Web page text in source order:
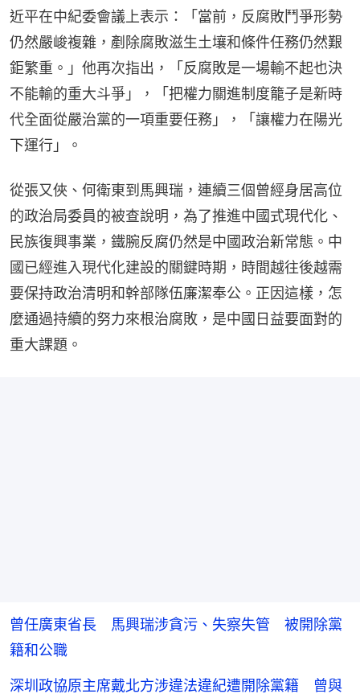
近平在中紀委會議上表示：「當前，反腐敗鬥爭形勢
仍然嚴峻複雜，剷除腐敗滋生土壤和條件任務仍然艱
鉅繁重。」他再次指出，「反腐敗是一場輸不起也決
不能輸的重大斗爭」，「把權力關進制度籠子是新時
代全面從嚴治黨的一項重要任務」，「讓權力在陽光
下運行」。
從張又俠、何衛東到馬興瑞，連續三個曾經身居高位
的政治局委員的被查說明，為了推進中國式現代化、
民族復興事業，鐵腕反腐仍然是中國政治新常態。中
國已經進入現代化建設的關鍵時期，時間越往後越需
要保持政治清明和幹部隊伍廉潔奉公。正因這樣，怎
麼通過持續的努力來根治腐敗，是中國日益要面對的
重大課題。
曾任廣東省長 馬興瑞涉貪污、失察失管 被開除黨
籍和公職
深圳政協原主席戴北方涉違法違紀遭開除黨籍 曾與